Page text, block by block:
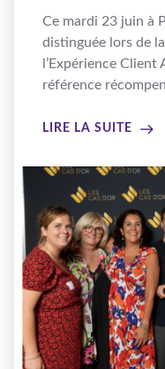
Ce mardi 23 juin à
distinguée lors de
l’Expérience Client
référence
LIRE LA SUITE